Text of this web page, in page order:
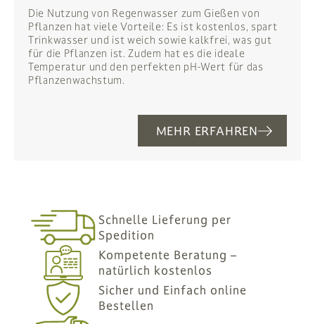
Die Nutzung von Regenwasser zum Gießen von
Pflanzen hat viele Vorteile: Es ist kostenlos, spart
Trinkwasser und ist weich sowie kalkfrei, was gut
für die Pflanzen ist. Zudem hat es die ideale
Temperatur und den perfekten pH-Wert für das
Pflanzenwachstum.
MEHR ERFAHREN
Schnelle Lieferung per
Spedition
Kompetente Beratung –
natürlich kostenlos
Sicher und Einfach online
Bestellen